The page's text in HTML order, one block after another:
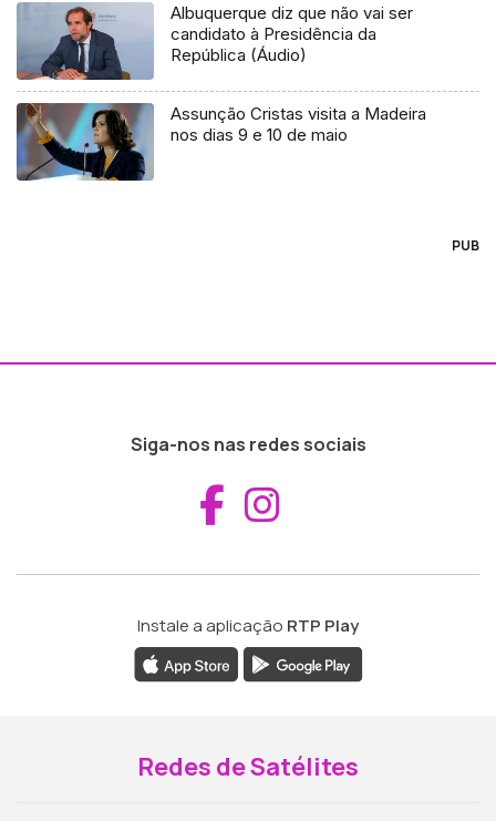
Albuquerque diz que não vai ser
candidato à Presidência da
República (Áudio)
Assunção Cristas visita a Madeira
nos dias 9 e 10 de maio
PUB
Siga-nos nas redes sociais
Aceder ao
Instale a aplicação RTP Play
Redes de Satélites